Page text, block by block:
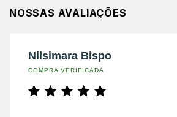
NOSSAS AVALIAÇÕES
Nilsimara Bispo
COMPRA VERIFICADA